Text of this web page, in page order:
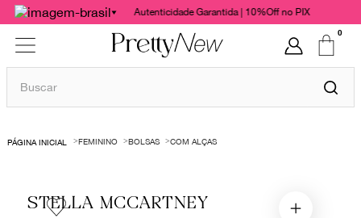
Autenticidade Garantida | 10%Off no PIX
0
Buscar
FEMININO BOLSAS COM ALÇAS
STELLA MCCARTNEY
1º
bolsas
chanel